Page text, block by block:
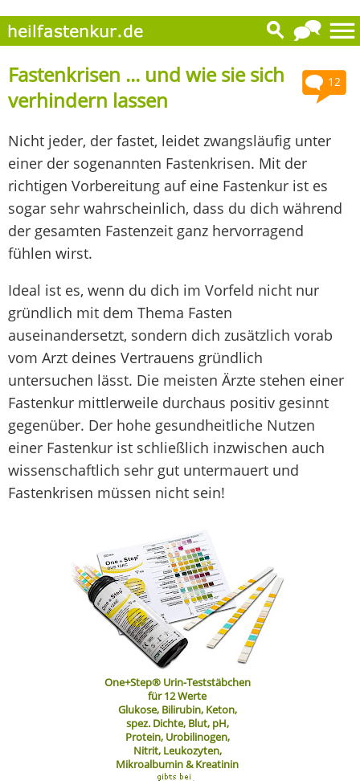
12
Fastenkrisen ... und wie sie sich
verhindern lassen
Nicht jeder, der fastet, leidet zwangsläufig unter
einer der sogenannten Fastenkrisen. Mit der
richtigen Vorbereitung auf eine Fastenkur ist es
sogar sehr wahrscheinlich, dass du dich während
der gesamten Fastenzeit ganz hervorragend
fühlen wirst.
Ideal ist es, wenn du dich im Vorfeld nicht nur
gründlich mit dem Thema Fasten
auseinandersetzt, sondern dich zusätzlich vorab
vom Arzt deines Vertrauens gründlich
untersuchen lässt. Die meisten Ärzte stehen einer
Fastenkur mittlerweile durchaus positiv gesinnt
gegenüber. Der hohe gesundheitliche Nutzen
einer Fastenkur ist schließlich inzwischen auch
wissenschaftlich sehr gut untermauert und
Fastenkrisen müssen nicht sein!
One+Step® Urin-Teststäbchen
für 12 Werte
Glukose, Bilirubin, Keton,
spez. Dichte, Blut, pH,
Protein, Urobilinogen,
Nitrit, Leukozyten,
Mikroalbumin & Kreatinin